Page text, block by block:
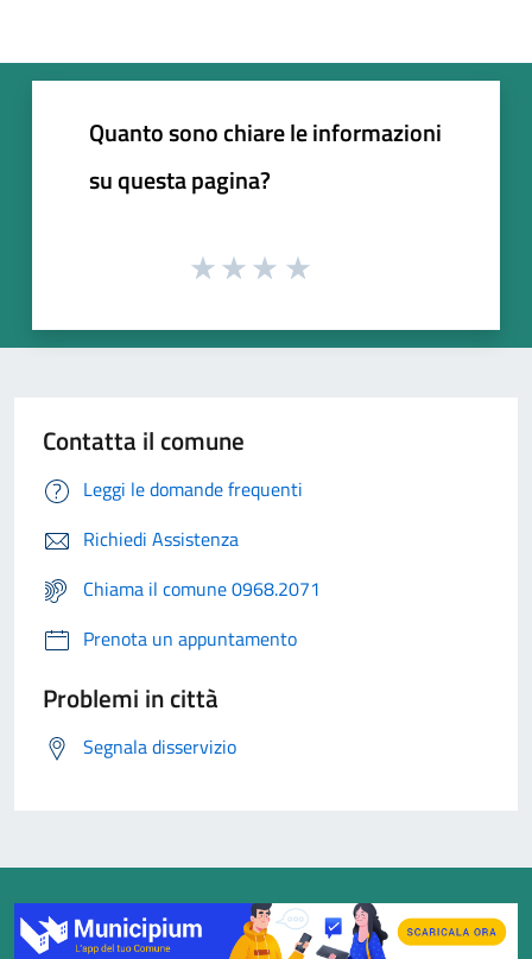
Quanto sono chiare le informazioni
su questa pagina?
Contatta il comune
Leggi le domande frequenti
Richiedi Assistenza
Chiama il comune 0968.2071
Prenota un appuntamento
Problemi in città
Segnala disservizio